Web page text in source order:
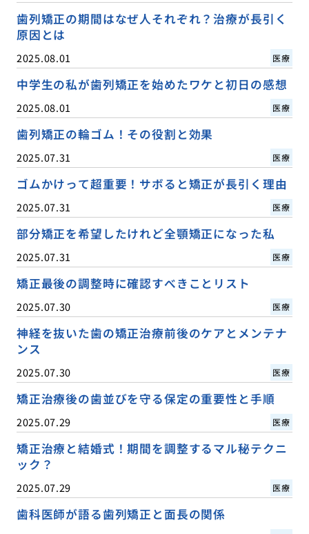
歯列矯正の期間はなぜ人それぞれ？治療が長引く
原因とは
2025.08.01 医療
中学生の私が歯列矯正を始めたワケと初日の感想
2025.08.01 医療
歯列矯正の輪ゴム！その役割と効果
2025.07.31 医療
ゴムかけって超重要！サボると矯正が長引く理由
2025.07.31 医療
部分矯正を希望したけれど全顎矯正になった私
2025.07.31 医療
矯正最後の調整時に確認すべきことリスト
2025.07.30 医療
神経を抜いた歯の矯正治療前後のケアとメンテナ
ンス
2025.07.30 医療
矯正治療後の歯並びを守る保定の重要性と手順
2025.07.29 医療
矯正治療と結婚式！期間を調整するマル秘テクニ
ック？
2025.07.29 医療
歯科医師が語る歯列矯正と面長の関係